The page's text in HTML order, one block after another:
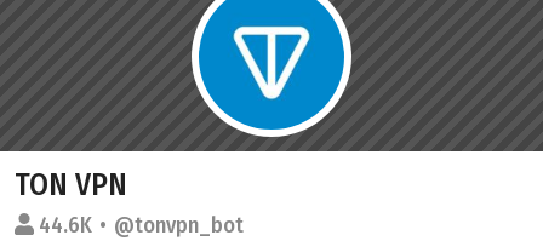
TON VPN
44.6K
@tonvpn_bot